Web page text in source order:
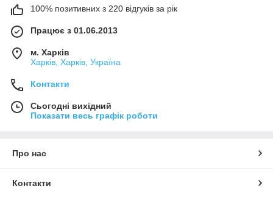
100% позитивних з 220 відгуків за рік
Працює з 01.06.2013
м. Харків
Харків, Харків, Україна
Контакти
Сьогодні вихідний
Показати весь графік роботи
Про нас
Контакти